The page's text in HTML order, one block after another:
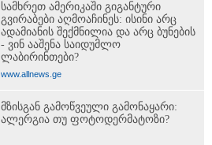
სამხრეთ ამერიკაში გიგანტური
გვირაბები აღმოაჩინეს: ისინი არც
ადამიანის შექმნილია და არც ბუნების
- ვინ ააშენა საიდუმლო
ლაბირინთები?
www.allnews.ge
მზისგან გამოწვეული გამონაყარი:
ალერგია თუ ფოტოდერმატოზი?